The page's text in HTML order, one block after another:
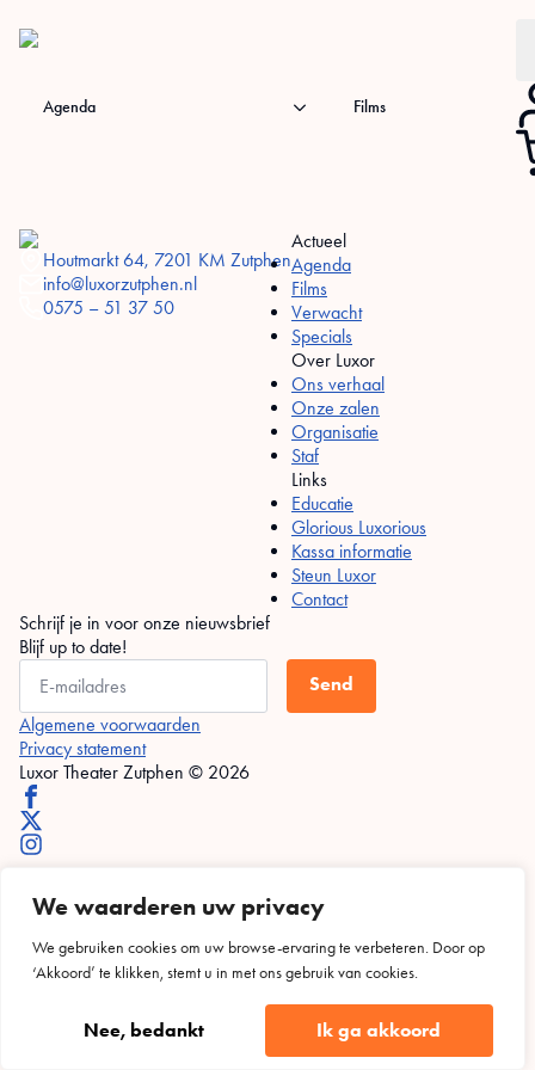
We waarderen uw privacy
We gebruiken cookies om uw browse-ervaring te verbeteren. Door op
‘Akkoord’ te klikken, stemt u in met ons gebruik van cookies.
Nee, bedankt Ik ga akkoord
Agenda Films
Houtmarkt 64, 7201 KM Zutphen
info@luxorzutphen.nl
0575 – 51 37 50
Actueel
Agenda
Films
Verwacht
Specials
Over Luxor
Ons verhaal
Onze zalen
Organisatie
Staf
Links
Educatie
Glorious Luxorious
Kassa informatie
Steun Luxor
Contact
Schrijf je in voor onze nieuwsbrief
Blijf up to date!
Send
Algemene voorwaarden
Privacy statement
Luxor Theater Zutphen © 2026